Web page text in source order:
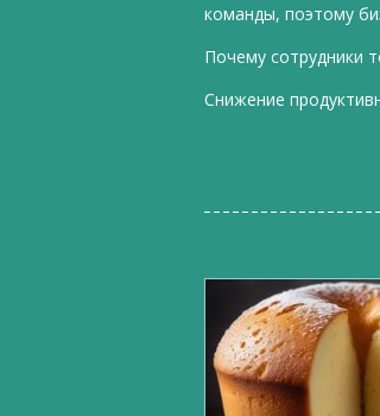
команды, поэтому
Почему сотрудники
Снижение